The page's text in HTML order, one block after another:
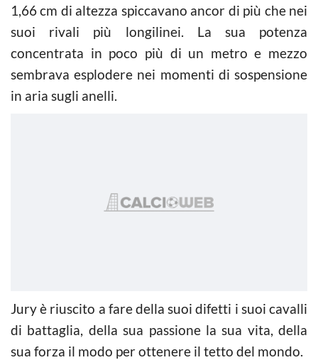
1,66 cm di altezza spiccavano ancor di più che nei
suoi rivali più longilinei. La sua potenza
concentrata in poco più di un metro e mezzo
sembrava esplodere nei momenti di sospensione
in aria sugli anelli.
Jury è riuscito a fare della suoi difetti i suoi cavalli
di battaglia, della sua passione la sua vita, della
sua forza il modo per ottenere il tetto del mondo.